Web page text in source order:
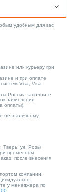
удобным для вас
или курьеру при
и при оплате
Visa, Visa
России заполните
зачисления
оплаты).
безналичному
Тверь, ул. Розы
временном
после внесения
компании,
у менеджера по
00